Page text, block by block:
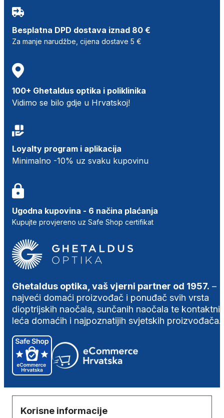
Besplatna DPD dostava iznad 80 €
Za manje narudžbe, cijena dostave 5 €
100+ Ghetaldus optika i poliklinika
Vidimo se bilo gdje u Hrvatskoj!
Loyalty program i aplikacija
Minimalno -10% uz svaku kupovinu
Ugodna kupovina - 6 načina plaćanja
Kupujte provjereno uz Safe Shop certifikat
Ghetaldus optika, vaš vjerni partner od 1957. –
najveći domaći proizvođač i ponuđač svih vrsta
dioptrijskih naočala, sunčanih naočala te
leća domaćih i najpoznatijih svjetskih proizvođača.
Korisne informacije